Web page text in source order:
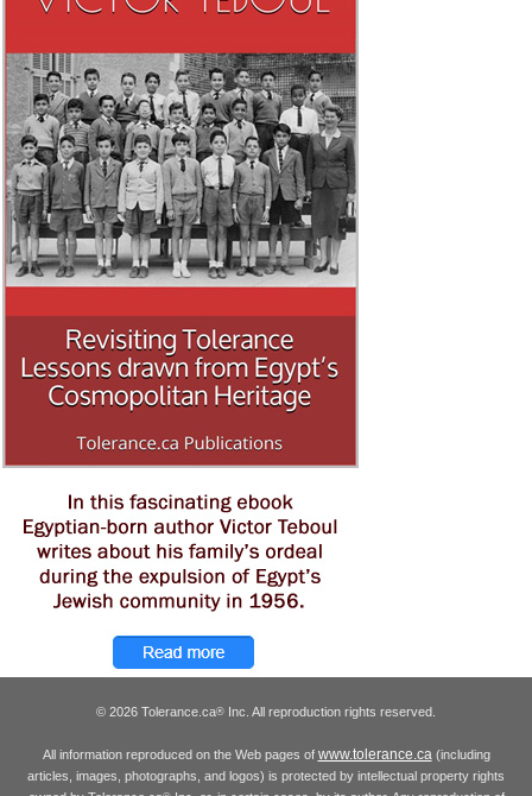
© 2026 Tolerance.ca® Inc. All reproduction rights reserved.
All information reproduced on the Web pages of www.tolerance.ca (including
articles, images, photographs, and logos) is protected by intellectual property rights